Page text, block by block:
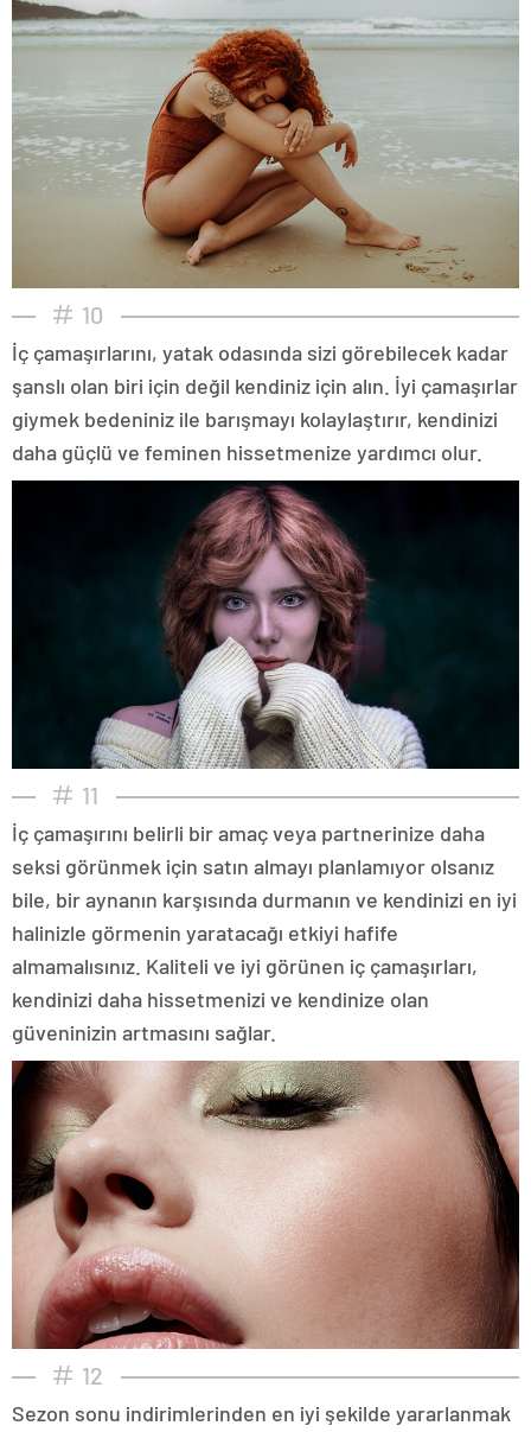
10
İç çamaşırlarını, yatak odasında sizi görebilecek kadar
şanslı olan biri için değil kendiniz için alın. İyi çamaşırlar
giymek bedeniniz ile barışmayı kolaylaştırır, kendinizi
daha güçlü ve feminen hissetmenize yardımcı olur.
11
İç çamaşırını belirli bir amaç veya partnerinize daha
seksi görünmek için satın almayı planlamıyor olsanız
bile, bir aynanın karşısında durmanın ve kendinizi en iyi
halinizle görmenin yaratacağı etkiyi hafife
almamalısınız. Kaliteli ve iyi görünen iç çamaşırları,
kendinizi daha hissetmenizi ve kendinize olan
güveninizin artmasını sağlar.
12
Sezon sonu indirimlerinden en iyi şekilde yararlanmak